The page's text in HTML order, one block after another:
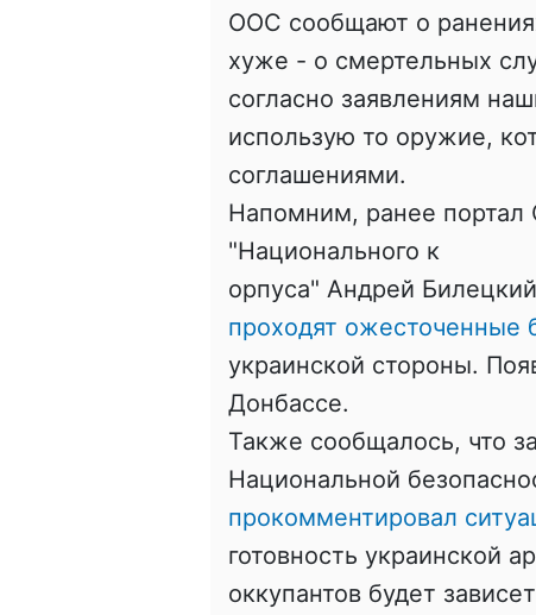
ООС сообщают о
хуже - о смертельных
согласно заявлениям
использую то оружие,
соглашениями.
Напомним, ранее портал
"Национального к
орпуса" Андрей
проходят ожесточенные
украинской стороны.
Донбассе.
Также сообщалось, что
Национальной
прокомментировал
готовность украинской
оккупантов будет